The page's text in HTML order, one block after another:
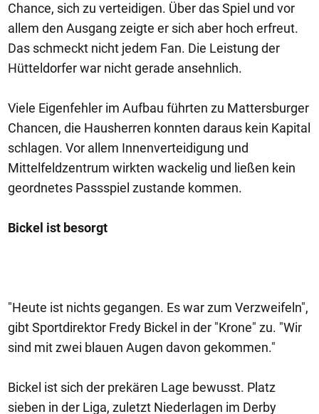
Chance, sich zu verteidigen. Über das Spiel und vor
allem den Ausgang zeigte er sich aber hoch erfreut.
Das schmeckt nicht jedem Fan. Die Leistung der
Hütteldorfer war nicht gerade ansehnlich.
Viele Eigenfehler im Aufbau führten zu Mattersburger
Chancen, die Hausherren konnten daraus kein Kapital
schlagen. Vor allem Innenverteidigung und
Mittelfeldzentrum wirkten wackelig und ließen kein
geordnetes Passspiel zustande kommen.
Bickel ist besorgt
"Heute ist nichts gegangen. Es war zum Verzweifeln",
gibt Sportdirektor Fredy Bickel in der "Krone" zu. "Wir
sind mit zwei blauen Augen davon gekommen."
Bickel ist sich der prekären Lage bewusst. Platz
sieben in der Liga, zuletzt Niederlagen im Derby